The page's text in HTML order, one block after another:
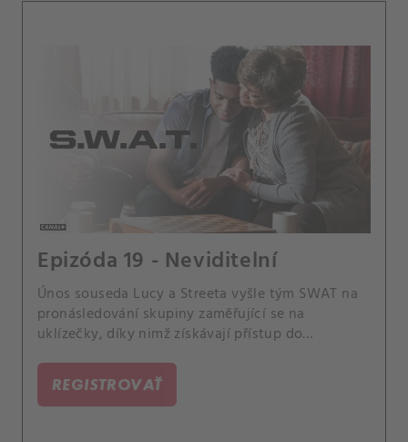
Epizóda 19 - Neviditelní
Únos souseda Lucy a Streeta vyšle tým SWAT na
pronásledování skupiny zaměřující se na
uklízečky, díky nimž získávají přístup do
pomoct Mumfordovi udělat zásadní krok ve své
kariéře.
REGISTROVAŤ